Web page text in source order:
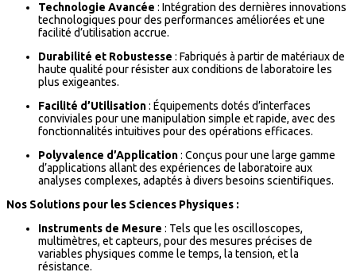
Technologie Avancée : Intégration des dernières innovations
technologiques pour des performances améliorées et une
facilité d’utilisation accrue.
Durabilité et Robustesse : Fabriqués à partir de matériaux de
haute qualité pour résister aux conditions de laboratoire les
plus exigeantes.
Facilité d’Utilisation: Équipements dotés d’interfaces
conviviales pour une manipulation simple et rapide, avec des
fonctionnalités intuitives pour des opérations efficaces.
Polyvalence d’Application: Conçus pour une large gamme
d’applications allant des expériences de laboratoire aux
analyses complexes, adaptés à divers besoins scientifiques.
Nos Solutions pour les Sciences Physiques :
Instruments de Mesure : Tels que les oscilloscopes,
multimètres, et capteurs, pour des mesures précises de
variables physiques comme le temps, la tension, et la
résistance.